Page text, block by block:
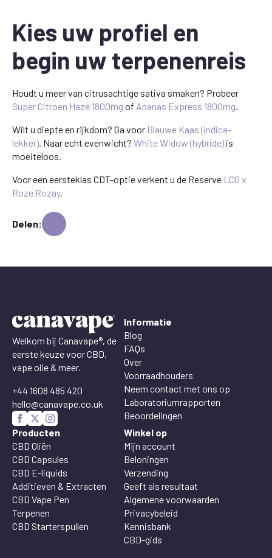
Kies uw profiel en
begin uw terpenenreis
Houdt u meer van citrusachtige sativa smaken? Probeer
Super Citroen Haze 1800mg of Ananas Express 1800mg.
Wilt u diepte en rijkdom? Ga voor Blauwe Kaas (indica-
lekker). Naar echt evenwicht? White Widow (hybride) is
moeiteloos.
Voor een eersteklas CDT-optie verkent u de Reserve LCG x
Roze Rozay.
Delen:
Welkom bij Canavape®, de
eerste keuze voor CBD,
vape olie & meer.
+44 1608 485 420
hello@canavape.co.uk
Informatie
Blog
FAQs
Over
Voorraadhouders
Neem contact met ons op
Laboratoriumrapporten
Beoordelingen
Producten
CBD Oliën
CBD Capsules
CBD E-liquids
Additieven & Extracten
CBD Vape Pen
Terpenen
CBD Starterspullen
Winkel op
Mijn account
Beloningen
Verzending
Geeft als resultaat
Algemene voorwaarden
Privacybeleid
Kennisbank
CBD-gids